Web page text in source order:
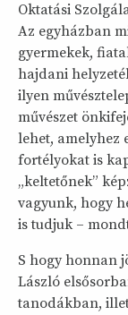
Oktatási
Az egyházban
gyermekek,
hajdani
ilyen
művészet
lehet, amelyhez
fortélyokat is
„keltetőnek”
vagyunk, hogy
is tudjuk –
S hogy honnan
László
tanodákban,